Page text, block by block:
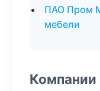
ПАО Пром
мебели
Компании